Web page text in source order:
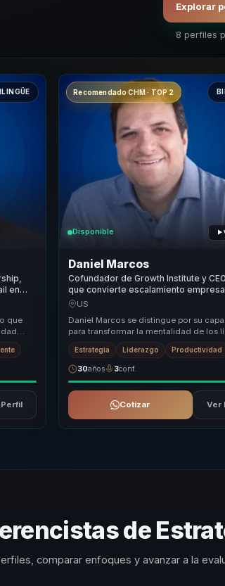
Explorar
8 perfiles
en
que
Recomendado CHM · TOP 2
Disponible
Daniel Marcos
Cofundador de Growth Institute y
que convierte escalamiento
sistemas y crecimiento para lideres y
US
Daniel Marcos se distingue por su
para transformar la mentalidad de los
empresariales, llevándolos a adoptar
visión...
Estrategia Liderazgo Productividad
30años 3conf.
Cotizar Ver
de
comparar enfoques y avanzar a la